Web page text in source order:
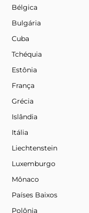
Bélgica
Bulgária
Cuba
Tchéquia
Estônia
França
Grécia
Islândia
Itália
Liechtenstein
Luxemburgo
Mônaco
Países Baixos
Polônia